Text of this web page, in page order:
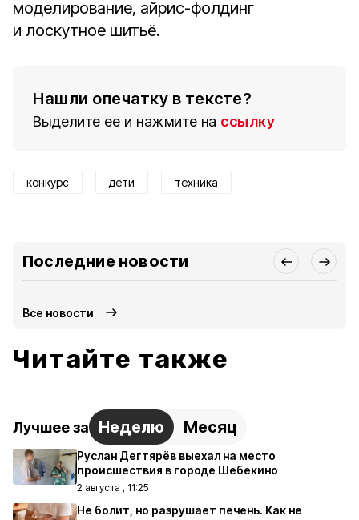
моделирование, айрис-фолдинг
и лоскутное шитьё.
Нашли опечатку в тексте?
Выделите ее и нажмите на ссылку
конкурс дети техника
Последние новости
Все новости
Читайте также
Лучшее за Неделю Месяц
Руслан Дегтярёв выехал на место
происшествия в городе Шебекино
2 августа , 11:25
Не болит, но разрушает печень. Как не